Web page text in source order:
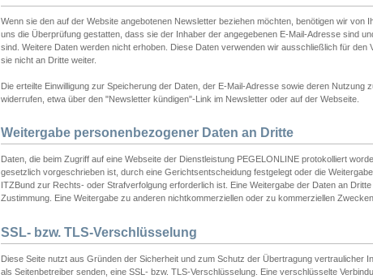
Wenn sie den auf der Website angebotenen Newsletter beziehen möchten, benötigen wir von
uns die Überprüfung gestatten, dass sie der Inhaber der angegebenen E-Mail-Adresse sind
sind. Weitere Daten werden nicht erhoben. Diese Daten verwenden wir ausschließlich für den
sie nicht an Dritte weiter.
Die erteilte Einwilligung zur Speicherung der Daten, der E-Mail-Adresse sowie deren Nutzung
widerrufen, etwa über den "Newsletter kündigen"-Link im Newsletter oder auf der Webseite.
Weitergabe personenbezogener Daten an Dritte
Daten, die beim Zugriff auf eine Webseite der Dienstleistung PEGELONLINE protokolliert
gesetzlich vorgeschrieben ist, durch eine Gerichtsentscheidung festgelegt oder die
ITZBund zur Rechts- oder Strafverfolgung erforderlich ist. Eine Weitergabe der Daten an
Zustimmung. Eine Weitergabe zu anderen nichtkommerziellen oder zu kommerziellen
SSL- bzw. TLS-Verschlüsselung
Diese Seite nutzt aus Gründen der Sicherheit und zum Schutz der Übertragung vertraulicher
als Seitenbetreiber senden, eine SSL- bzw. TLS-Verschlüsselung. Eine verschlüsselte